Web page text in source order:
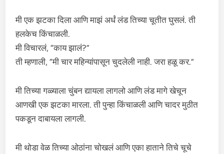
मी एक झटका दिला आणि माझं अर्धं लंड तिच्या चूतीत घुसलं. ती
हलकेच किंचाळली.
मी विचारलं, “काय झालं?”
ती म्हणाली, “मी चार महिन्यांपासून चुदलेली नाही. जरा हळू कर.”
मी तिच्या गळ्याला चुंबन द्यायला लागलो आणि लंड मागे खेचून
आणखी एक झटका मारला. ती पुन्हा किंचाळली आणि चादर मुठीत
पकडून दाबायला लागली.
मी थोडा वेळ तिच्या ओठांना चोखलं आणि एका हाताने तिचे चूचे